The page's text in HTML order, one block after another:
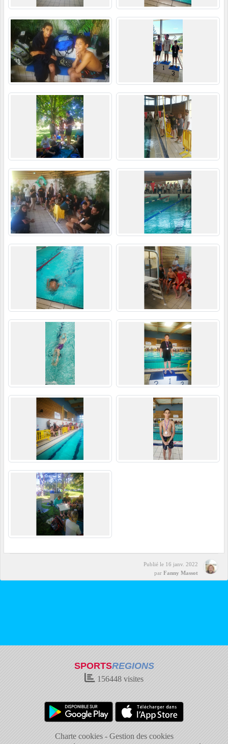
Publié le 16 janv. 2022
par Fanny Massot
SPORTSREGIONS
156448 visites
Charte cookies
Gestion des cookies